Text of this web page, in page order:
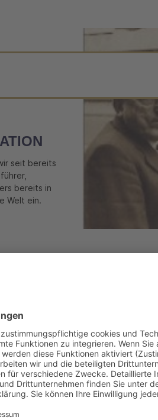
seit bereits
bereits in
Welt ein.
und